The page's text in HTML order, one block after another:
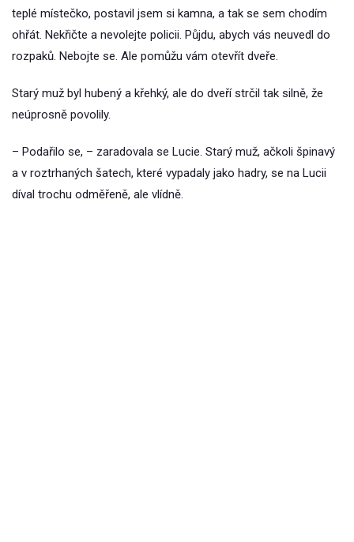
teplé místečko, postavil jsem si kamna, a tak se sem chodím
ohřát. Nekřičte a nevolejte policii. Půjdu, abych vás neuvedl do
rozpaků. Nebojte se. Ale pomůžu vám otevřít dveře.
Starý muž byl hubený a křehký, ale do dveří strčil tak silně, že
neúprosně povolily.
– Podařilo se, – zaradovala se Lucie. Starý muž, ačkoli špinavý
a v roztrhaných šatech, které vypadaly jako hadry, se na Lucii
díval trochu odměřeně, ale vlídně.